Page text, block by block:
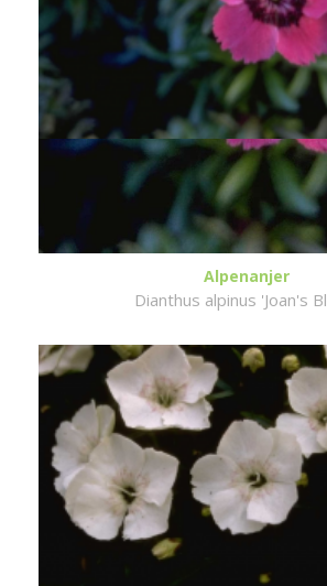
Alpenanjer
Dianthus alpinus 'Joan's